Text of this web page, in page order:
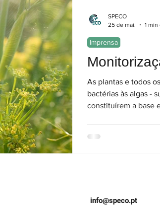
Ecologi@
As plantas e todos
bactérias às algas -
constituírem a base
Imprensa
SPECO
25 de mai.
1
info@speco.pt